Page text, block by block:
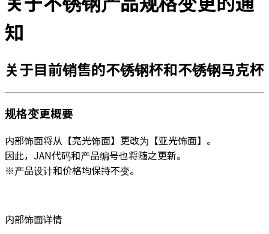
知
关于目前销售的不锈钢杯和不锈钢马克杯
规格变更概要
内部饰面将从【亮光饰面】更改为【亚光饰面】。
因此，JAN代码和产品编号也将随之更新。
※产品设计和价格均保持不变。
内部饰面详情